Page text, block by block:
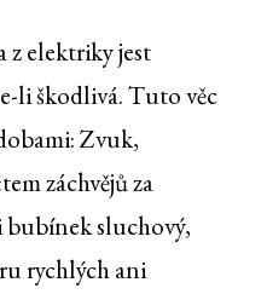
z elektriky jest
li škodlivá. Tuto věc
Zvuk,
záchvějů za
sluchový,
rychlých ani